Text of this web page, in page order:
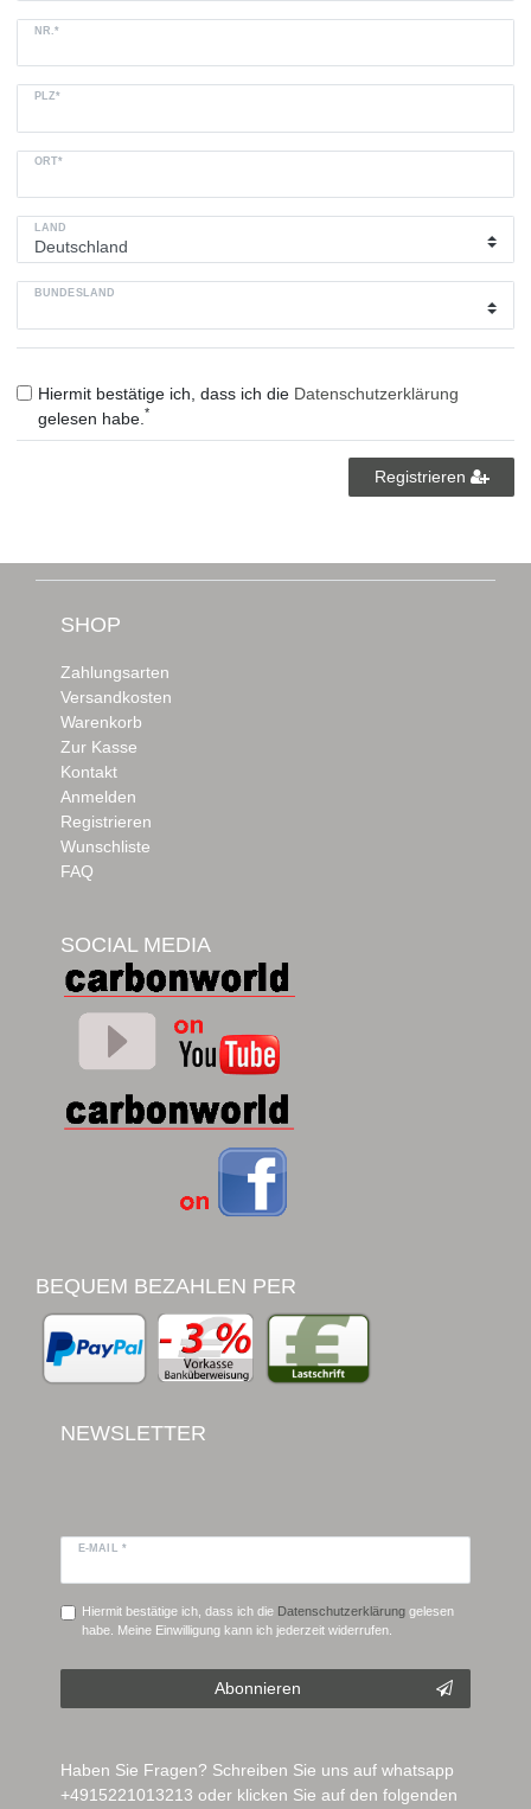
NR.*
PLZ*
ORT*
LAND
BUNDESLAND
Hiermit bestätige ich, dass ich die Daten­schutz­erklärung
gelesen habe. *
Registrieren
SHOP
Zahlungsarten
Versandkosten
Warenkorb
Zur Kasse
Kontakt
Anmelden
Registrieren
Wunschliste
FAQ
SOCIAL MEDIA
BEQUEM BEZAHLEN PER
NEWSLETTER
E-MAIL *
Hiermit bestätige ich, dass ich die Daten­schutz­erklärunggelesen
habe. Meine Einwilligung kann ich jederzeit widerrufen.
Abonnieren
Haben Sie Fragen? Schreiben Sie uns auf whatsapp
+4915221013213 oder klicken Sie auf den folgenden